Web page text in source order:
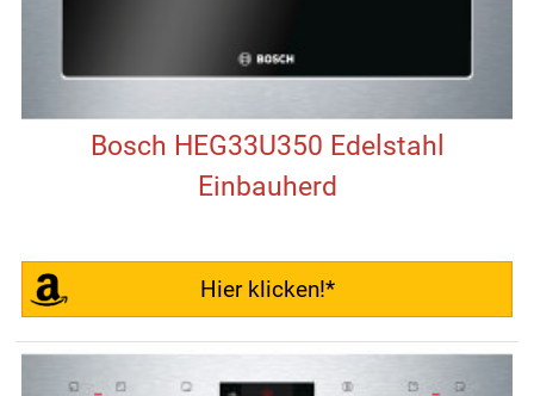
Bosch HEG33U350 Edelstahl
Einbauherd
Hier klicken!*